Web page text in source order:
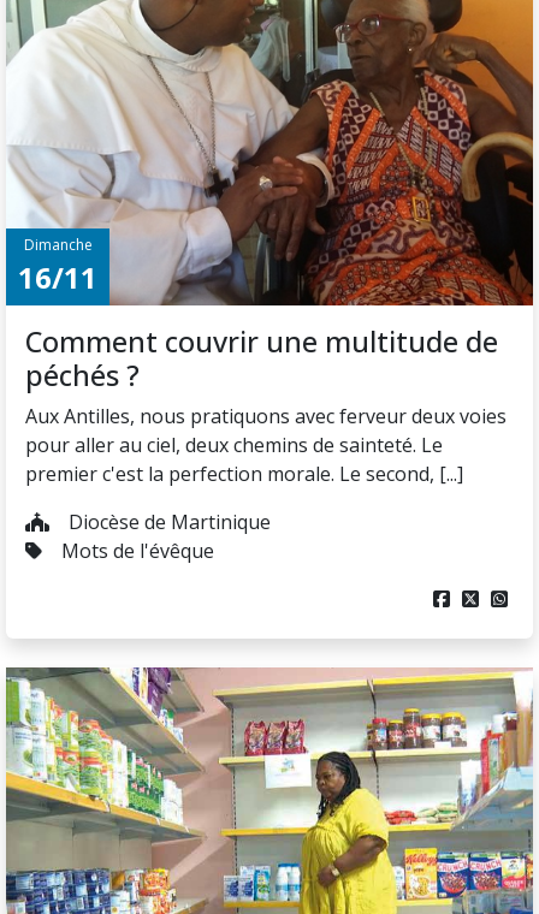
Dimanche
16/11
Comment couvrir une multitude de
péchés ?
Aux Antilles, nous pratiquons avec ferveur deux voies
pour aller au ciel, deux chemins de sainteté. Le
premier c'est la perfection morale. Le second, [...]
Diocèse de Martinique
Mots de l'évêque
  